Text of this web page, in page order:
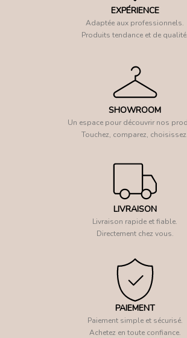
EXPÉRIENCE
Adaptée aux professionnels.
Produits tendance et de qualité.
SHOWROOM
Un espace pour découvrir nos
Touchez, comparez, choisissez.
LIVRAISON
Livraison rapide et fiable.
Directement chez vous.
PAIEMENT
Paiement simple et sécurisé.
Achetez en toute confiance.